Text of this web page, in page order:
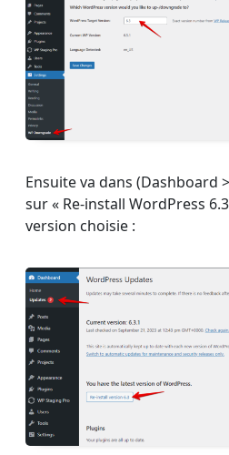
Ensuite va dans (Dashboard
sur « Re-install WordPress
version choisie :